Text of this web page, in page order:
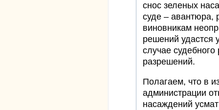
снос зеленых
суде – авантюра,
виновникам
решений удастся
случае
разрешений.
Полагаем, что в
администрации
насаждений